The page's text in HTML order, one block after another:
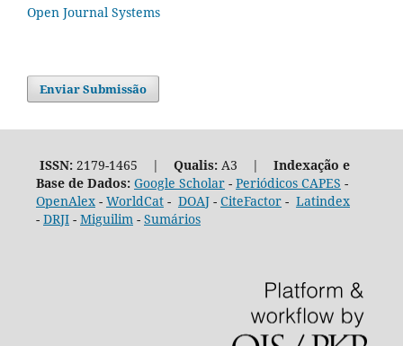
Open Journal Systems
Enviar Submissão
ISSN:2179-1465 | Qualis:A3 | Indexação e
Base de Dados: Google Scholar- Periódicos CAPES -
OpenAlex- WorldCat- DOAJ- CiteFactor- Latindex
- DRJI- Miguilim - Sumários